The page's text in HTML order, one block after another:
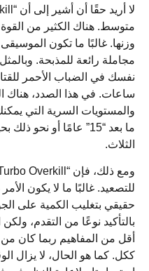
متوسط. هناك الكثير من القوة
وزنها. غالبًا ما تكون
مجاملة رائعة للمذبحة.
نفسك في الضباب الأحمر
ساعات. في هذا الصدد، هناك
والمستويات السرية التي
ما بعد “15” عامًا أو
الثلاث.
للتصعيد. غالبًا ما لا يكون
حقيقي بتغليب الكمية على
بالتأكيد نوعًا من التقدم،
أقل من المفاهيم ربما كان
ككل. كما هو الحال، لا يزال